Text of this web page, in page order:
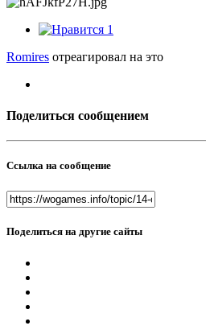
1
Romires отреагировал на это
Поделиться сообщением
Ссылка на сообщение
Поделиться на другие сайты